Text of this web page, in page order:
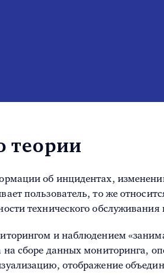
теории
об инцидентах,
пользователь, то же
технического
и наблюдением
на сборе данных мониторинга,
отображение